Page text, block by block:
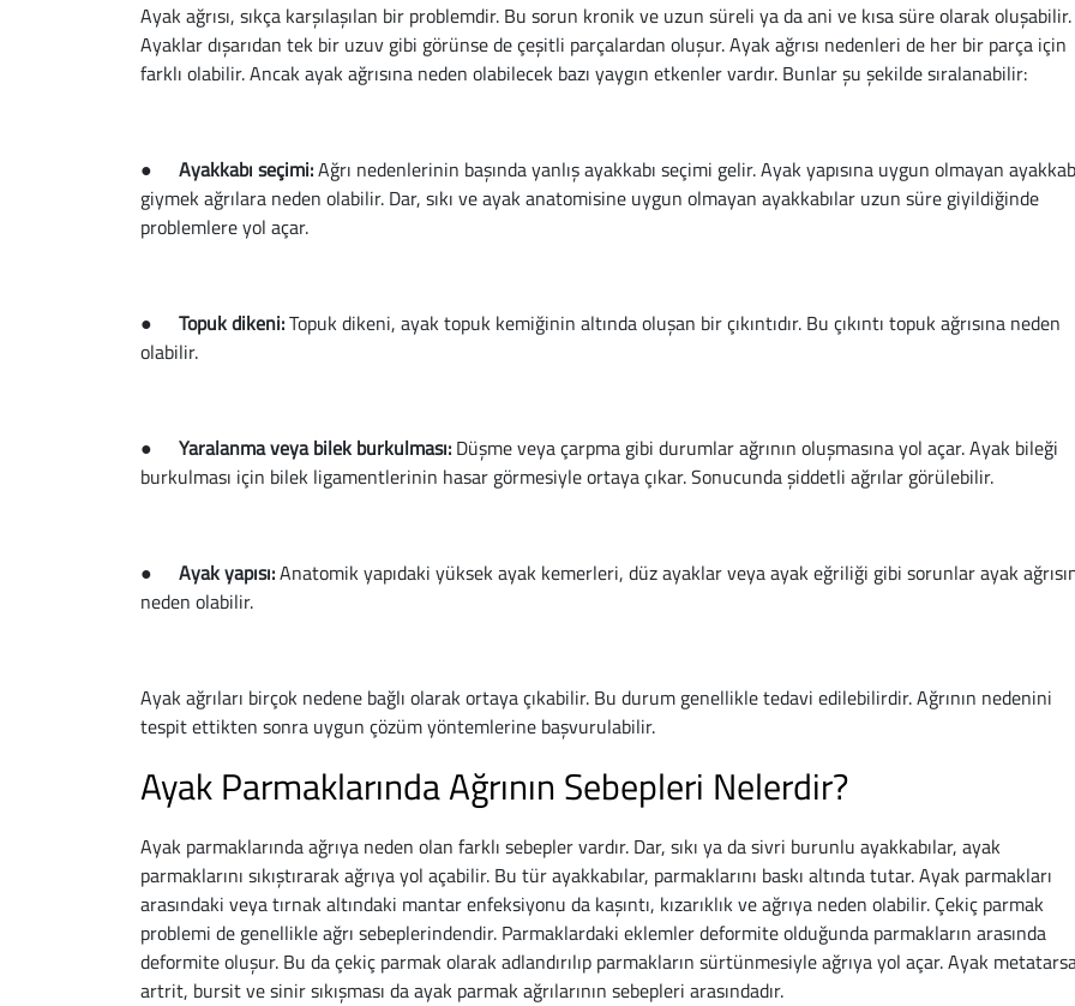
Ayak ağrısı, sıkça karşılaşılan bir problemdir. Bu sorun kronik ve uzun süreli ya da ani ve kısa süre olarak oluşabilir.
Ayaklar dışarıdan tek bir uzuv gibi görünse de çeşitli parçalardan oluşur. Ayak ağrısı nedenleri de her bir parça için
farklı olabilir. Ancak ayak ağrısına neden olabilecek bazı yaygın etkenler vardır. Bunlar şu şekilde sıralanabilir:
● Ayakkabı seçimi:Ağrı nedenlerinin başında yanlış ayakkabı seçimi gelir. Ayak yapısına uygun olmayan
giymek ağrılara neden olabilir. Dar, sıkı ve ayak anatomisine uygun olmayan ayakkabılar uzun süre giyildiğinde
problemlere yol açar.
● Topuk dikeni:Topuk dikeni, ayak topuk kemiğinin altında oluşan bir çıkıntıdır. Bu çıkıntı topuk ağrısına neden
olabilir.
● Yaralanma veya bilek burkulması: Düşme veya çarpma gibi durumlar ağrının oluşmasına yol açar. Ayak bileği
burkulması için bilek ligamentlerinin hasar görmesiyle ortaya çıkar. Sonucunda şiddetli ağrılar görülebilir.
● Ayak yapısı:Anatomik yapıdaki yüksek ayak kemerleri, düz ayaklar veya ayak eğriliği gibi sorunlar ayak
neden olabilir.
Ayak ağrıları birçok nedene bağlı olarak ortaya çıkabilir. Bu durum genellikle tedavi edilebilirdir. Ağrının nedenini
tespit ettikten sonra uygun çözüm yöntemlerine başvurulabilir.
Ayak Parmaklarında Ağrının Sebepleri Nelerdir?
Ayak parmaklarında ağrıya neden olan farklı sebepler vardır. Dar, sıkı ya da sivri burunlu ayakkabılar, ayak
parmaklarını sıkıştırarak ağrıya yol açabilir. Bu tür ayakkabılar, parmaklarını baskı altında tutar. Ayak parmakları
arasındaki veya tırnak altındaki mantar enfeksiyonu da kaşıntı, kızarıklık ve ağrıya neden olabilir. Çekiç parmak
problemi de genellikle ağrı sebeplerindendir. Parmaklardaki eklemler deformite olduğunda parmakların arasında
deformite oluşur. Bu da çekiç parmak olarak adlandırılıp parmakların sürtünmesiyle ağrıya yol açar. Ayak
artrit, bursit ve sinir sıkışması da ayak parmak ağrılarının sebepleri arasındadır.